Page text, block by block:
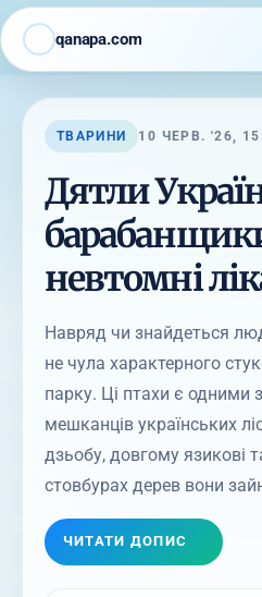
qanapa.com
ТВАРИНИ 10 ЧЕРВ. '26,
Дятли
невтомні
Навряд чи знайдеться
не чула характерного
парку. Ці птахи є одними
мешканців українських
дзьобу, довгому язикові
стовбурах дерев вони
ЧИТАТИ ДОПИС